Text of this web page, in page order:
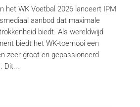
het WK Voetbal 2026 lanceert IPM
aanbod dat maximale
biedt. Als wereldwijd
biedt het WK-toernooi een
zeer groot en gepassioneerd